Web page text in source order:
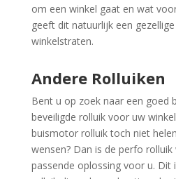
om een winkel gaat en wat
geeft dit natuurlijk een
winkelstraten.
Andere Rolluiken
Bent u op zoek naar een goed
beveiligde rolluik voor uw
buismotor rolluik toch niet
wensen? Dan is de perfo
passende oplossing voor u. Dit